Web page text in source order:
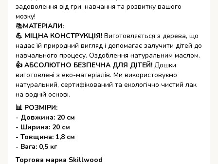
задоволення від гри, навчання та розвитку вашого
мозку!
📚МАТЕРІАЛИ:
💪 МІЦНА КОНСТРУКЦІЯ! Виготовляється з дерева, що
надає їй природний вигляд і допомагає залучити дітей до
навчального процесу. Оздоблення натуральним маслом.
👍 АБСОЛЮТНО БЕЗПЕЧНА ДЛЯ ДІТЕЙ! Дошки
виготовлені з еко-матеріалів. Ми використовуємо
натуральний, сертифікований та екологічно чистий лак
на водній основі.
📊 РОЗМІРИ:
- Довжина: 20 см
- Ширина: 20 см
- Товщина: 1,8 см
- Вага: 0,5 кг
Торгова марка Skillwood